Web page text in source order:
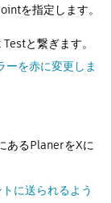
を指定します。
と繋ぎます。
ーを赤に変更しま
るPlanerをXに
に送られるよう